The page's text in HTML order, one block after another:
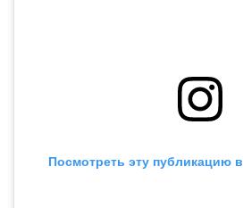
Посмотреть эту публикацию в